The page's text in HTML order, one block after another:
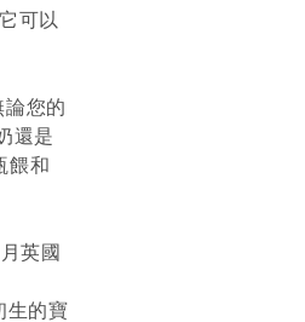
可以
您的
還是
餵和
英國
生的寶